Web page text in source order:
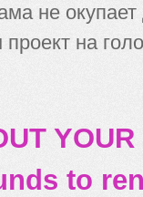
не
на
to